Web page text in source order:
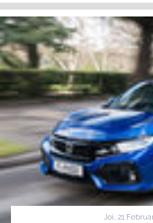
Joi, 21